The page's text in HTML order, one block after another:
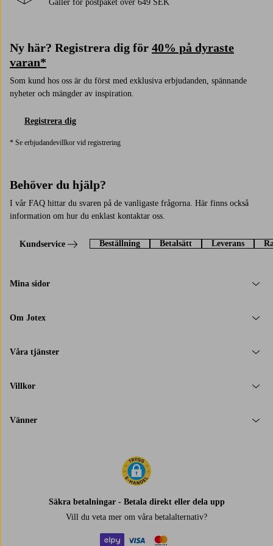
Gäller för postpaket över 649 SEK
Ny här? Registrera dig för 40% på dyraste
varan*
Som kund hos oss är du först med exklusiva erbjudanden, spännande
nyheter och mängder av inspiration.
Registrera dig
* Se erbjudandevillkor vid registrering
Behöver du hjälp?
I vår FAQ hittar du svaren på de vanligaste frågorna. Här finns också
information om hur du enklast kontaktar oss.
Kundservice Beställning Betalsätt Leverans
Mina sidor
Om Jotex
Våra tjänster
Villkor
Vänner
Säkra betalningar - Betala direkt eller dela upp
Vill du veta mer om våra betalalternativ?